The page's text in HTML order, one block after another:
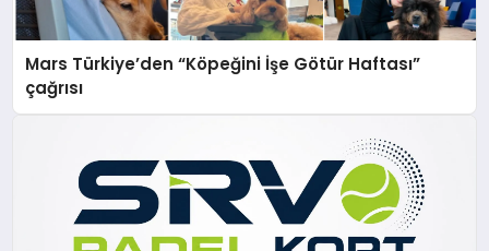
Mars Türkiye’den “Köpeğini İşe Götür Haftası”
çağrısı